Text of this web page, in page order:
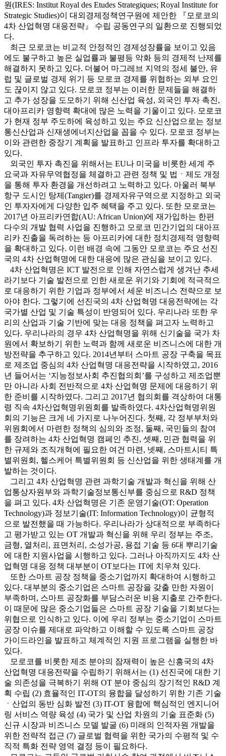
원(IRES: Institut Royal des Etudes Strategiques; Royal Institute for
Strategic Studies)이 대외경제정책연구원에 제안한 『모로코의
4차 산업혁명 대응전략』 수립 공동연구의 일환으로 진행되었
다.
최근 모로코는 비교적 안정적인 경제성장률을 보이고 있음
에도 불구하고 높은 실업률과 불평등 악화 등의 경제적 난제를
해결하지 못하고 있다. 더불어 마그레브 지역의 정세 불안, 유
럽 및 글로벌 경제 위기 등 모로코 경제를 위협하는 외부 요인
도 끊이지 않고 있다. 모로코 정부는 이러한 문제들을 해결하
고 추가 성장을 도모하기 위해 신산업 육성, 외국인 투자 촉진,
대아프리카 영향력 확대에 많은 노력을 기울이고 있다. 모로코
가 현재 정부 주도하에 육성하고 있는 주요 신산업으로는 정보
통신산업과 신재생에너지산업을 꼽을 수 있다. 모로코 정부는
이와 관련한 중장기 계획을 발표하고 인프라 투자를 확대하고
있다.
외국인 투자 촉진을 위해서는 EU나 미국을 비롯한 세계 주
요국과 자유무역협정을 체결하고 관련 정책 및 법ㆍ제도 개정
을 통해 투자 환경을 개선하려고 노력하고 있다. 아울러 북부
항구 도시인 탕제(Tangier)를 경제자유구역으로 지정하고 외국
인 투자자에게 다양한 입주 혜택을 주고 있다. 또한 모로코는
2017년 아프리카연합(AU: African Union)에 재가입하는 한편
다수의 개발 협력 사업을 진행하고 모로코 민간기업의 대아프
리카 진출을 독려하는 등 아프리카에 대한 정치경제적 영향력
을 확대하고 있다. 이런 배경 속에 그동안 모로코는 주요 선진
국의 4차 산업혁명에 대한 대응에 많은 관심을 보이고 있다.
4차 산업혁명은 ICT 발전으로 인해 자연스럽게 생겨난 추세
라기보다 기술 발전으로 인한 새로운 위기와 기회에 적극적으
로 대응하기 위한 기업과 정부에서 세운 비즈니스 전략으로 보
아야 한다. 그렇기에 선진국의 4차 산업혁명 대응전략에는 각
국가별 산업 및 기술 특성이 반영되어 있다. 우리나라 또한 우
리의 산업과 기술 기반에 맞는 대응 정책을 펴고자 노력하고
있다. 우리나라의 경우 4차 산업혁명을 위해 신기술을 국가 차
원에서 확보하기 위한 노력과 함께 새로운 비즈니스에 대한 개
방전략을 추구하고 있다. 2014년부터 스마트 공장 구축을 목표
로 제조업 중심의 4차 산업혁명 대응전략을 시작하였고, 2016
년 들어서는 ‘지능정보사회 추진협의회’를 구성하고 제조업뿐
만 아니라 사회 전반적으로 4차 산업혁명 문제에 대응하기 위
한 준비를 시작하였다. 그리고 2017년 협의회를 격상하여 대통
령 직속 4차산업혁명위원회를 발족하였다. 4차산업혁명위원
회의 기능은 크게 네 가지로 나누어진다. 첫째, 각 정부부처와
위원회에서 마련한 정책의 심의와 조정, 둘째, 국민들의 참여
를 장려하는 4차 산업혁명 캠페인 추진, 셋째, 민관 협력을 위
한 규제와 조직개혁에 필요한 여건 마련, 넷째, 스마트시티 특
별위원회, 헬스케어 특별위원회 등 신산업을 위한 생태계를 개
발하는 것이다.
그리고 4차 산업혁명 관련 과학기술 개발과 혁신을 위해 산
업통상자원부와 과학기술정보통신부를 중심으로 R&D 정책
을 펴고 있다. 4차 산업혁명은 기존 운영기술(OT: Operation
Technology)과 정보기술(IT: Information Technology)이 균형적
으로 발전했을 때 가능하다. 우리나라가 상대적으로 부족하다
고 평가받고 있는 OT 개발과 혁신을 위해 우리 정부는 주조,
금형, 열처리, 표면처리, 소성가공, 용접 기술 등 6대 뿌리기술
에 대한 지원사업을 시행하고 있다. 그러나 아직까지도 4차 산
업혁명 대응 정책 대부분이 OT보다는 IT에 치우쳐 있다.
또한 스마트 공장 정책을 중소기업까지 확대하여 시행하고
있다. 대부분의 중소기업은 스마트 공장을 갖출 만한 자원이
부족하며, 스마트 공장화를 부담스러운 비용 지출로 간주한다.
이 때문에 많은 중소기업들은 스마트 공장 기술을 기회보다는
위협으로 인식하고 있다. 이에 우리 정부는 중소기업이 스마트
공장 이슈를 제대로 파악하고 이해할 수 있도록 스마트 공장
가이드라인을 발표하고 체계적인 지원 프로그램을 실행한 바
있다.
모로코를 비롯한 제조 분야의 잠재력이 높은 신흥국의 4차
산업혁명 대응전략을 수립하기 위해서는 (1) 선진국에 대한 기
술 의존성을 극복하기 위해 OT 분야 중심의 장기적인 R&D 계
획 수립 (2) 효율적인 IT-OT의 융합을 달성하기 위한 기존 기술
ㆍ산업의 동반 심화 발전 (3) IT-OT 융합에 핵심적인 엔지니어
링 서비스 역량 육성 (4) 국가 및 산업 차원의 기술 표준화 (5)
신규 시장과 비즈니스 모델 발굴 (6) 미래의 인적자원 개발을
위한 전략적 접근 (7) 글로벌 협력을 위한 국가의 수평적 및 수
직적 특화 전략 영역 결정 등이 필요하다.